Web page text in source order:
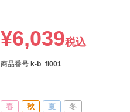
¥6,039税込
商品番号 k-b_fl001
春 秋 夏 冬